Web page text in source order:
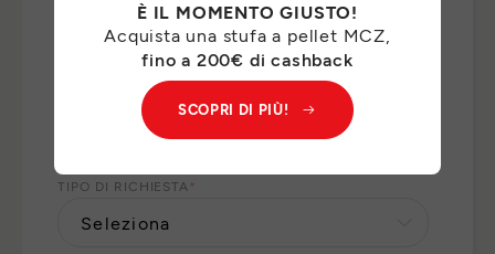
*
TIPO DI RICHIESTA *
È IL MOMENTO GIUSTO!
Acquista una stufa a pellet MCZ,
fino a 200€ di cashback
SCOPRI DI PIÙ!